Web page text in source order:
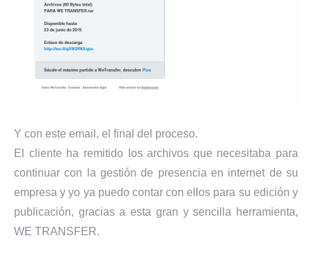
Y con este email, el final del proceso.
El cliente ha remitido los archivos que necesitaba para
continuar con la gestión de presencia en internet de su
empresa y yo ya puedo contar con ellos para su edición y
publicación, gracias a esta gran y sencilla herramienta,
WE TRANSFER.